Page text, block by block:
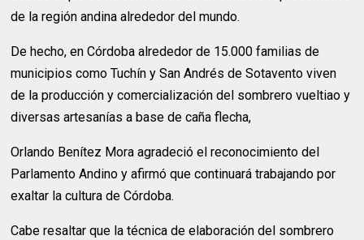
de la región andina alrededor del mundo.
De hecho, en Córdoba alrededor de 15.000 familias de
municipios como Tuchín y San Andrés de Sotavento viven
de la producción y comercialización del sombrero vueltiao y
diversas artesanías a base de caña flecha,
Orlando Benítez Mora agradeció el reconocimiento del
Parlamento Andino y afirmó que continuará trabajando por
exaltar la cultura de Córdoba.
Cabe resaltar que la técnica de elaboración del sombrero